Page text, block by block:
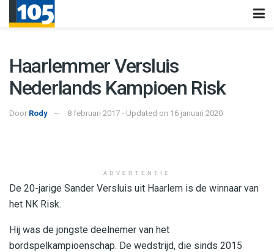
Haarlemmer Versluis
Nederlands Kampioen Risk
Door Rody 8 februari 2017 - Updated on 16 januari 2020
ADVERTENTIE
De 20-jarige Sander Versluis uit Haarlem is de winnaar van
het NK Risk.
Hij was de jongste deelnemer van het
bordspelkampioenschap. De wedstrijd, die sinds 2015